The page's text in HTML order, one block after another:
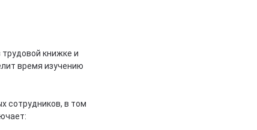
книжке и
время изучению
сотрудников, в том